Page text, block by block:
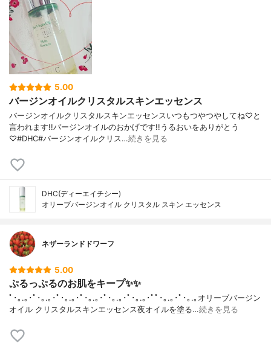
5.00
バージンオイルクリスタルスキンエッセンス
バージンオイルクリスタルスキンエッセンスいつもつやつやしてね♡と
言われます!!バージンオイルのおかげです!!うるおいをありがとう
♡#DHC#バージンオイルクリス…続きを見る
DHC(ディーエイチシー)
オリーブバージンオイル クリスタル スキン エッセンス
ネザーランドドワーフ
5.00
ぷるっぷるのお肌をキープ✨✨
ﾟ･｡.｡･ﾟ･｡.｡･ﾟ･｡.｡･ﾟ･｡.｡･ﾟ･｡.｡･ﾟ･｡.｡･ﾟﾟ･｡.｡･ﾟ･｡.｡オリーブバージン
オイル クリスタルスキンエッセンス夜オイルを塗る…続きを見る